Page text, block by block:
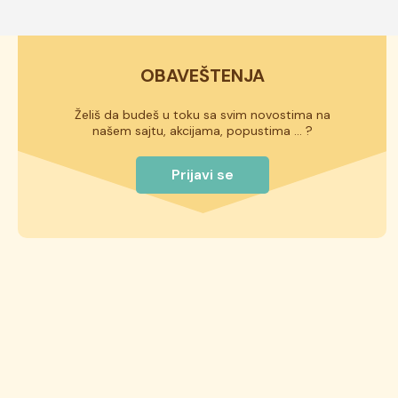
OBAVEŠTENJA
Želiš da budeš u toku sa svim novostima na
našem sajtu, akcijama, popustima ... ?
Prijavi se